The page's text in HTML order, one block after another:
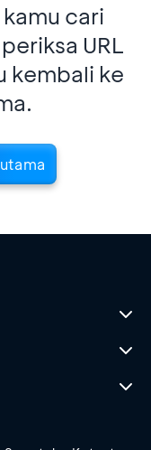
cari
URL
kembali ke